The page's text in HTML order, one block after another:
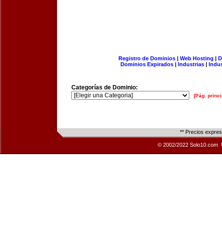
Registro de Dominios| Web Hosting |
Dominios Expirados | Industrias |
Categorías de Dominio:
[Pág.
** Precios
© 2002/2022 Solo10.com